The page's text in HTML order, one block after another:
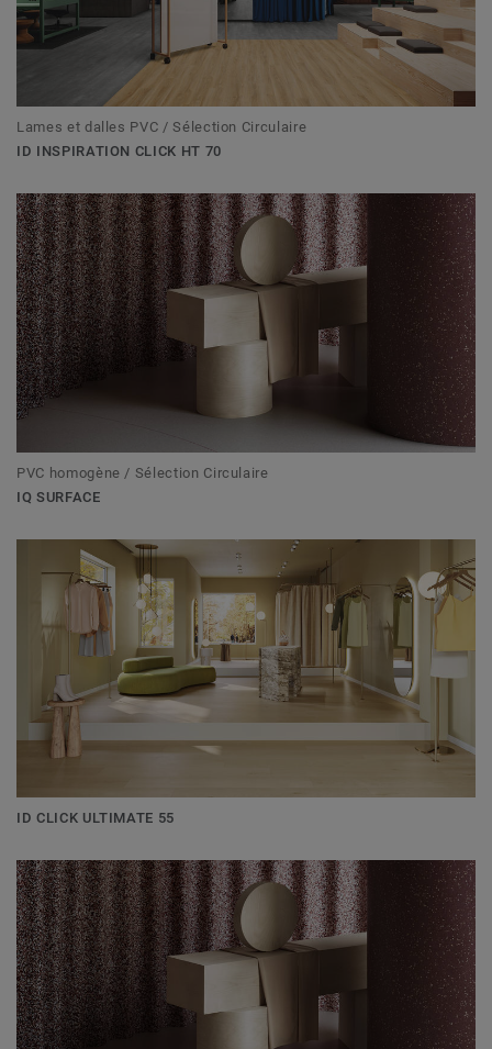
Lames et dalles PVC / Sélection Circulaire
ID INSPIRATION CLICK HT 70
PVC homogène / Sélection Circulaire
IQ SURFACE
ID CLICK ULTIMATE 55